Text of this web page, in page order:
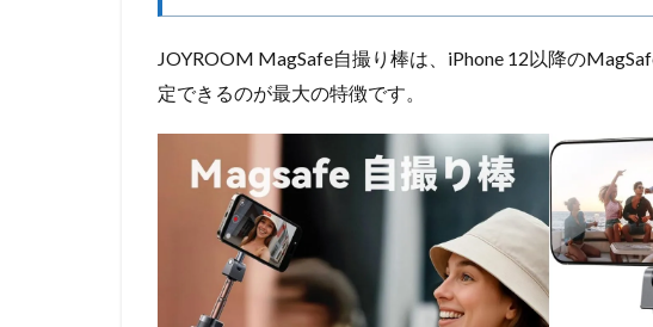
JOYROOM MagSafe自撮り棒は、iPhone 12以降の
定できるのが最大の特徴です。